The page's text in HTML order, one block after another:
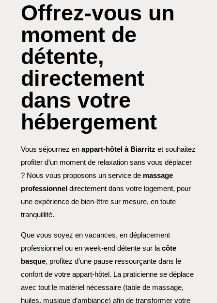
Offrez-vous un
moment de
détente,
directement
dans votre
hébergement
Vous séjournez en appart-hôtel à Biarritz et souhaitez
profiter d’un moment de relaxation sans vous déplacer
? Nous vous proposons un service de massage
professionnel directement dans votre logement, pour
une expérience de bien-être sur mesure, en toute
tranquillité.
Que vous soyez en vacances, en déplacement
professionnel ou en week-end détente sur la côte
basque, profitez d’une pause ressourçante dans le
confort de votre appart-hôtel. La praticienne se déplace
avec tout le matériel nécessaire (table de massage,
huiles, musique d’ambiance) afin de transformer votre